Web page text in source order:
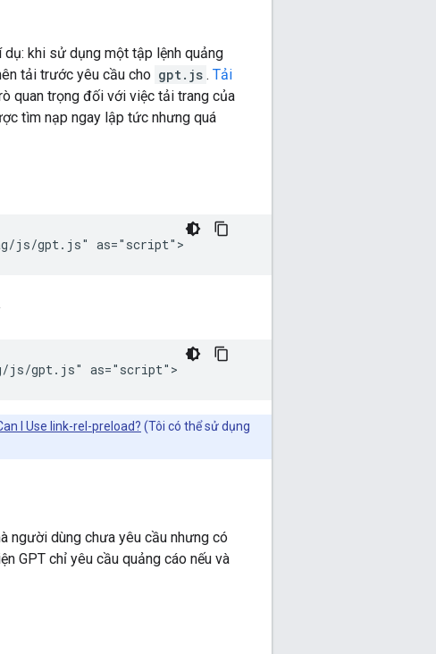
khi sử dụng một tập lệnh quảng
tải trước yêu cầu cho gpt.js . Tải
quan trọng đối với việc tải trang của
tìm nạp ngay lập tức nhưng quá
I Use link-rel-preload? (Tôi có thể sử dụng
người dùng chưa yêu cầu nhưng có
GPT chỉ yêu cầu quảng cáo nếu và